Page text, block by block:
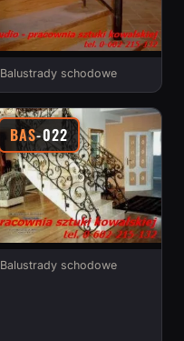
Balustrady schodowe
BAS-022
Balustrady schodowe